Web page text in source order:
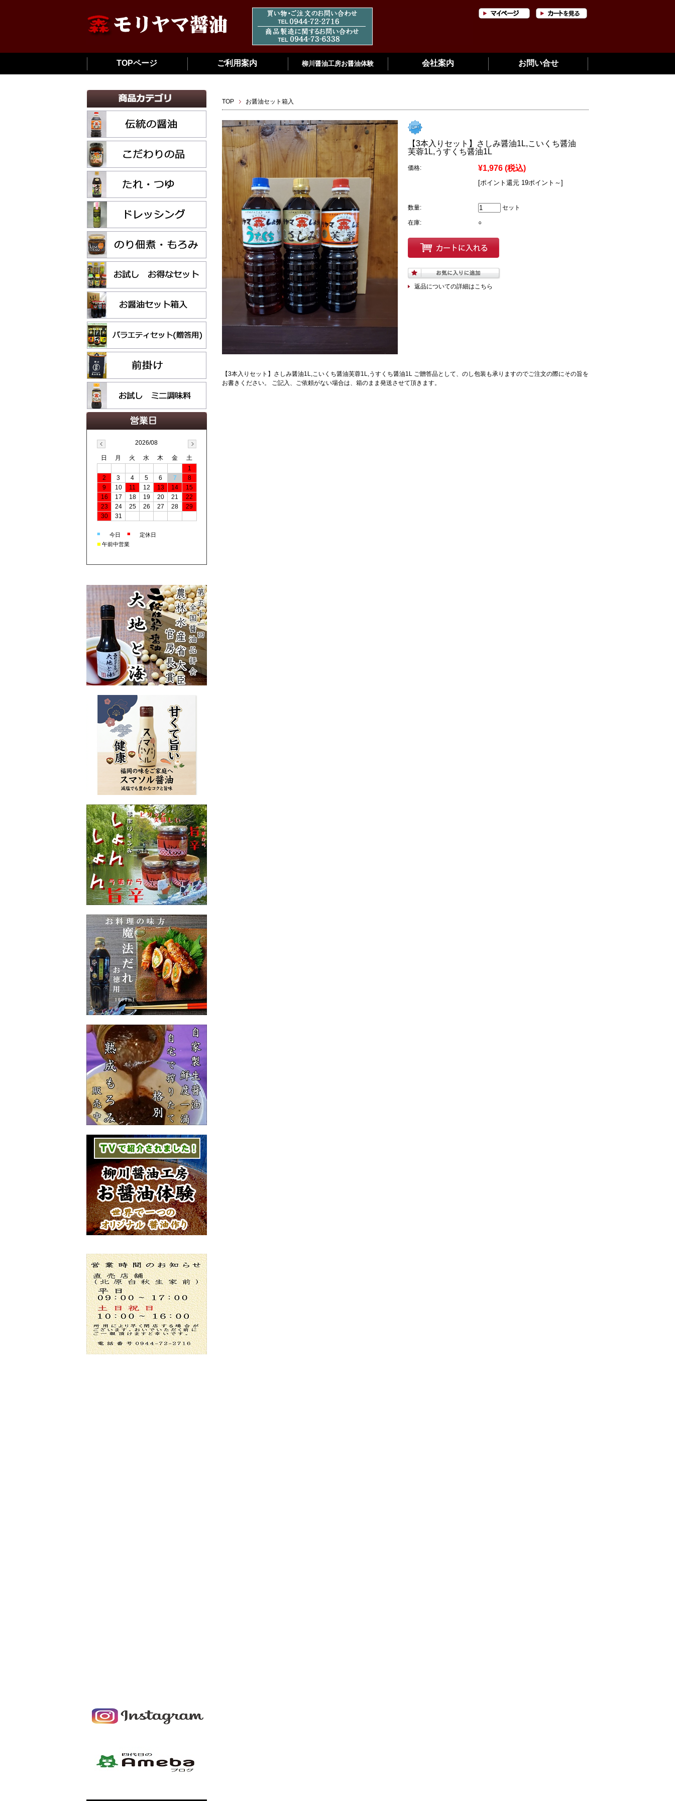
TOPページ ご利用案内 柳川醤油工房お醤油体験 会社案内 お問い合せ
TOP お醤油セット箱入
【3本入りセット】さしみ醤油1L,こいくち醤油
芙蓉1L,うすくち醤油1L
価格: ¥1,976 (税込)
[ポイント還元 19ポイント～]
数量: セット
在庫: ○
返品についての詳細はこちら
【3本入りセット】さしみ醤油1L,こいくち醤油芙蓉1L,うすくち醤油1L ご贈答品として、のし包装も承りますのでご注文の際にその旨を
お書きください。 ご記入、ご依頼がない場合は、箱のまま発送させて頂きます。
2026/08
日 月 火 水 木 金
土
1
2
3 4 5 6 7
8
9
10 11 12 13 14
15
16
17 18 19 20 21
22
23
24 25 26 27 28
29
30
31
■ 今日 ■ 定休日
■ 午前中営業